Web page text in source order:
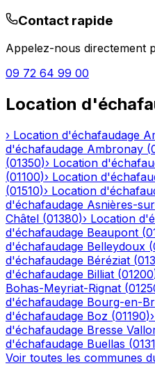
Contact rapide
Appelez-nous directement
09 72 64 99 00
Location
› Location d'échafaudage
d'échafaudage Ambronay (
(01350)› Location
(01100)› Location
(01510)› Location
d'échafaudage Asnières-
Châtel (01380)› Location
d'échafaudage Beaupont (
d'échafaudage Belleydoux (
d'échafaudage Béréziat (
d'échafaudage Billiat (01200
Bohas-Meyriat-Rignat (
d'échafaudage Bourg-en-
d'échafaudage Boz (01190)›
d'échafaudage Bresse
d'échafaudage Buellas (
Voir toutes les communes